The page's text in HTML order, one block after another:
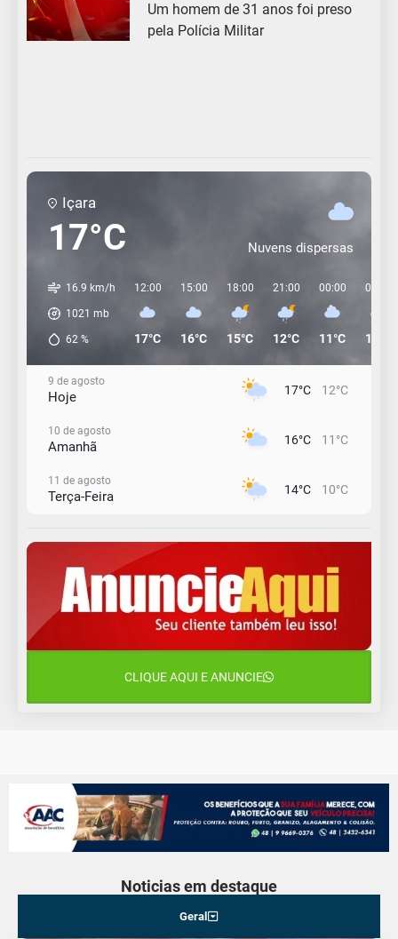
Um homem de 31 anos foi preso
pela Polícia Militar
Içara
17°C Nuvens dispersas
16.9 km/h
1021 mb
62 %
12:00
17°C
15:00
16°C
18:00
15°C
21:00
12°C
00:00
11°C
03:00
11°C
9 de agosto
Hoje 17°C 12°C
10 de agosto
Amanhã 16°C 11°C
11 de agosto
Terça-Feira 14°C 10°C
Quarta-Feira 15°C 11°C
13 de agosto
Quinta-Feira
CLIQUE AQUI E ANUNCIE
Noticias em destaque
Geral